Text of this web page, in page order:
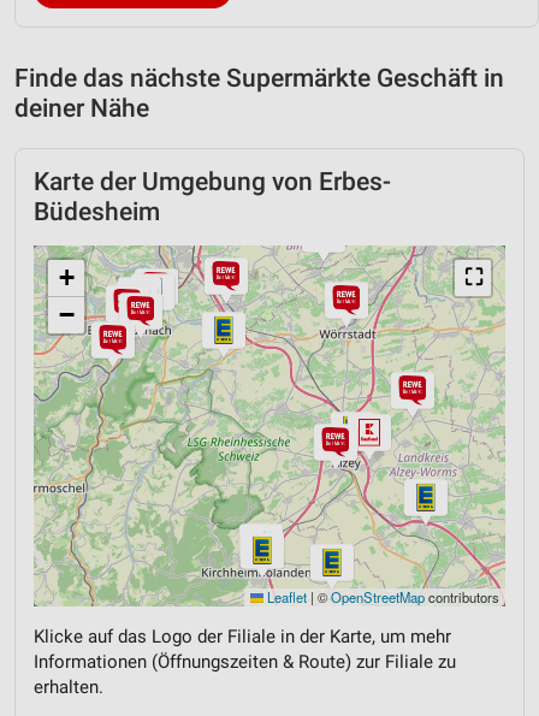
Finde das nächste Supermärkte Geschäft in
deiner Nähe
Karte der Umgebung von Erbes-
Büdesheim
⛶
+
−
Leaflet | ©OpenStreetMapcontributors
Klicke auf das Logo der Filiale in der Karte, um mehr
Informationen (Öffnungszeiten & Route) zur Filiale zu
erhalten.